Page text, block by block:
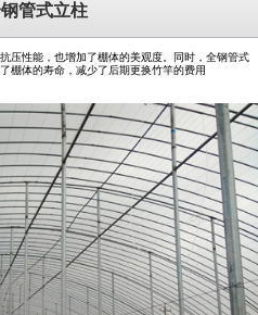
管式立柱
压性能，也增加了棚体的美观度。同时，全钢管式
棚体的寿命，减少了后期更换竹竿的费用